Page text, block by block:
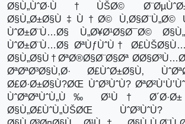
Ø§Ù„ÙˆØ·Ù†ÙŠØ©
Ø§Ù„Ø±Ø§Ù‡Ù†Ø© Ù‚Ø§Ø¨Ù„Ø©
ÙˆØ±Ø¨Ù…Ø§ Ù„Ø¥Ø¹Ø§Ø¯Ø©
ÙˆØ±Ø¨Ù…Ø§ ØªÙƒÙˆÙ†
Ø§Ù„Ø§Ù†ØªØ®Ø§Ø¨Ø§Øª
ØªØªØ³Ø§Ù‚Ø· Ø£ÙˆØ±Ø§Ù‚
Ø£Ø·Ø±Ø§Ù?ØŒ ÙˆØ³ÙˆÙ?
ÙˆØªØªÙˆÙ„Ù‰ Ø¹Ù† Ø´Ø·Ø±
Ø§Ù„Ø£ÙˆÙ„ÙŠØŒ ÙˆØ³ÙˆÙ?